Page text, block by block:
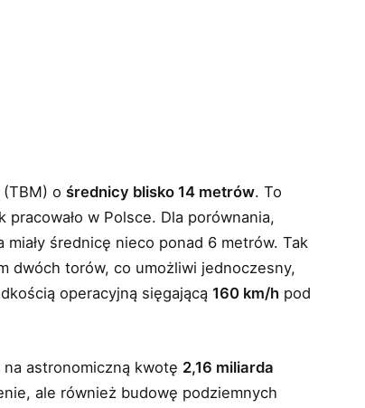
(TBM) ośrednicy blisko 14 metrów. To
w Polsce. Dla porównania,
średnicę nieco ponad 6 metrów. Tak
dwóch torów, co umożliwi jednoczesny,
operacyjną sięgającą160 km/h pod
astronomiczną kwotę 2,16 miliarda
ale również budowę podziemnych